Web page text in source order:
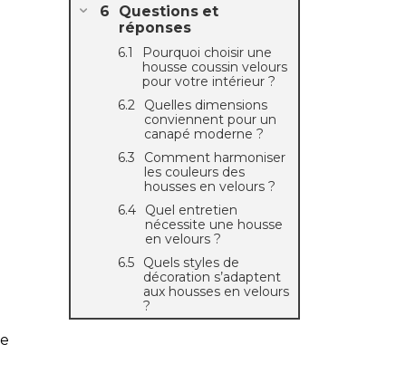
Questions et
réponses
Pourquoi choisir une
housse coussin velours
pour votre intérieur ?
Quelles dimensions
conviennent pour un
canapé moderne ?
Comment harmoniser
les couleurs des
housses en velours ?
Quel entretien
nécessite une housse
en velours ?
Quels styles de
décoration s’adaptent
aux housses en velours
?